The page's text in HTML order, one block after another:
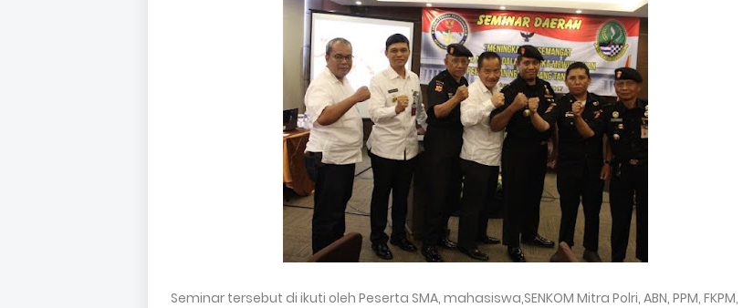
Seminar tersebut di ikuti oleh Peserta SMA, mahasiswa,SENKOM Mitra Polri, ABN, PPM, FKPM,